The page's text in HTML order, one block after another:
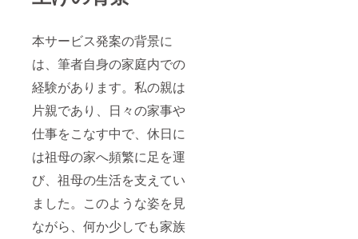
本サービス発案の背景に
は、筆者自身の家庭内での
経験があります。私の親は
片親であり、日々の家事や
仕事をこなす中で、休日に
は祖母の家へ頻繁に足を運
び、祖母の生活を支えてい
ました。このような姿を見
ながら、何か少しでも家族